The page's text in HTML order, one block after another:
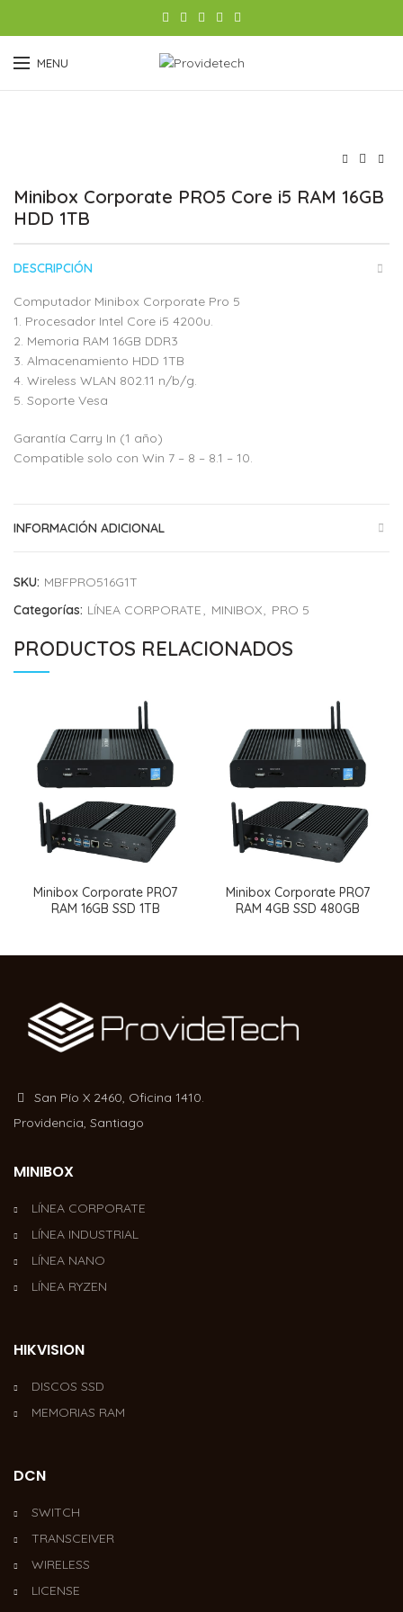
MENU
Minibox Corporate PRO5 Core i5 RAM 16GB
HDD 1TB
DESCRIPCIÓN
Computador Minibox Corporate Pro 5
1. Procesador Intel Core i5 4200u.
2. Memoria RAM 16GB DDR3
3. Almacenamiento HDD 1TB
4. Wireless WLAN 802.11 n/b/g.
5. Soporte Vesa
Garantía Carry In (1 año)
Compatible solo con Win 7 – 8 – 8.1 – 10.
INFORMACIÓN ADICIONAL
SKU: MBFPRO516G1T
Categorías: LÍNEA CORPORATE, MINIBOX, PRO 5
PRODUCTOS RELACIONADOS
Minibox Corporate PRO7
RAM 16GB SSD 1TB
Minibox Corporate PRO7
RAM 4GB SSD 480GB
San Pío X 2460, Oficina 1410.
Providencia, Santiago
MINIBOX
LÍNEA CORPORATE
LÍNEA INDUSTRIAL
LÍNEA NANO
LÍNEA RYZEN
HIKVISION
DISCOS SSD
MEMORIAS RAM
DCN
SWITCH
TRANSCEIVER
WIRELESS
LICENSE